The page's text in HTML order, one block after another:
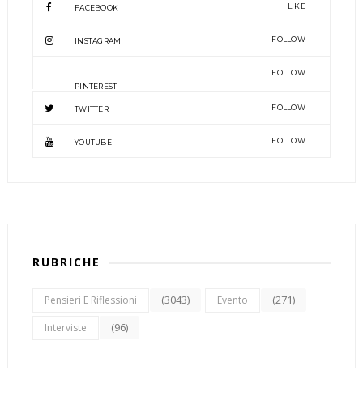
FACEBOOK LIKE
INSTAGRAM FOLLOW
PINTEREST
FOLLOW
TWITTER FOLLOW
YOUTUBE FOLLOW
RUBRICHE
Pensieri E Riflessioni (3043) Evento (271)
Interviste (96)